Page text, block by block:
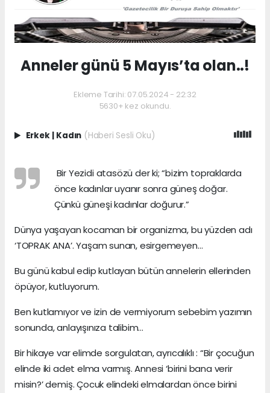
Anneler günü 5 Mayıs’ta olan..!
Ekleme Tarihi: 07.05.2024 - 22:32
5630+ kez okundu.
Erkek | Kadın (Haberi Sesli Oku)
Bir Yezidi atasözü der ki; “bizim topraklarda
önce kadınlar uyanır sonra güneş doğar.
Çünkü güneşi kadınlar doğurur.”
Dünya yaşayan kocaman bir organizma, bu yüzden adı
‘TOPRAK ANA’. Yaşam sunan, esirgemeyen…
Bu günü kabul edip kutlayan bütün annelerin ellerinden
öpüyor, kutluyorum.
Ben kutlamıyor ve izin de vermiyorum sebebim yazımın
sonunda, anlayışınıza talibim…
Bir hikaye var elimde sorgulatan, ayrıcalıklı : “Bir çocuğun
elinde iki adet elma varmış. Annesi ‘birini bana verir
misin?’ demiş. Çocuk elindeki elmalardan önce birini